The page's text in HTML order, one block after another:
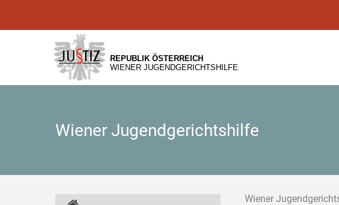
[1]
[2]
[3]
REPUBLIK ÖSTERREICH
WIENER JUGENDGERICHTSHILFE
Wiener Jugendgerichtshilfe
Wiener